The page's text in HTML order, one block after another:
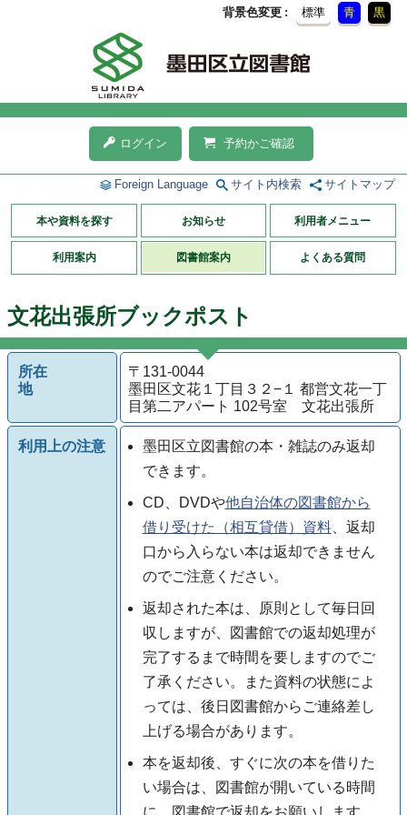
背景色変更 標準 青 黒
ログイン 予約かご確認
Foreign Language サイト内検索 サイトマップ
本や資料を探す お知らせ 利用者メニュー
利用案内 図書館案内 よくある質問
文花出張所ブックポスト
所在
地
〒131-0044
墨田区文花１丁目３２−１ 都営文花一丁
目第二アパート 102号室 文花出張所
利用上の注意
墨田区立図書館の本・雑誌のみ返却
できます。
CD、DVDや他自治体の図書館から
借り受けた（相互貸借）資料、返却
口から入らない本は返却できません
のでご注意ください。
返却された本は、原則として毎日回
収しますが、図書館での返却処理が
完了するまで時間を要しますのでご
了承ください。また資料の状態によ
っては、後日図書館からご連絡差し
上げる場合があります。
本を返却後、すぐに次の本を借りた
い場合は、図書館が開いている時間
に、図書館で返却をお願いします。